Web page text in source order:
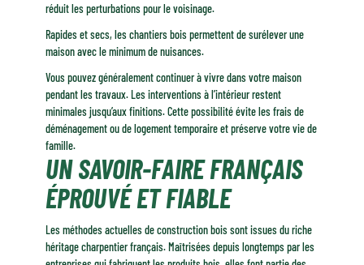
réduit les perturbations pour le voisinage.
Rapides et secs, les chantiers bois permettent de surélever une
maison avec le minimum de nuisances.
Vous pouvez généralement continuer à vivre dans votre maison
pendant les travaux. Les interventions à l’intérieur restent
minimales jusqu’aux finitions. Cette possibilité évite les frais de
déménagement ou de logement temporaire et préserve votre vie de
famille.
UN SAVOIR-FAIRE FRANÇAIS
ÉPROUVÉ ET FIABLE
Les méthodes actuelles de construction bois sont issues du riche
héritage charpentier français. Maîtrisées depuis longtemps par les